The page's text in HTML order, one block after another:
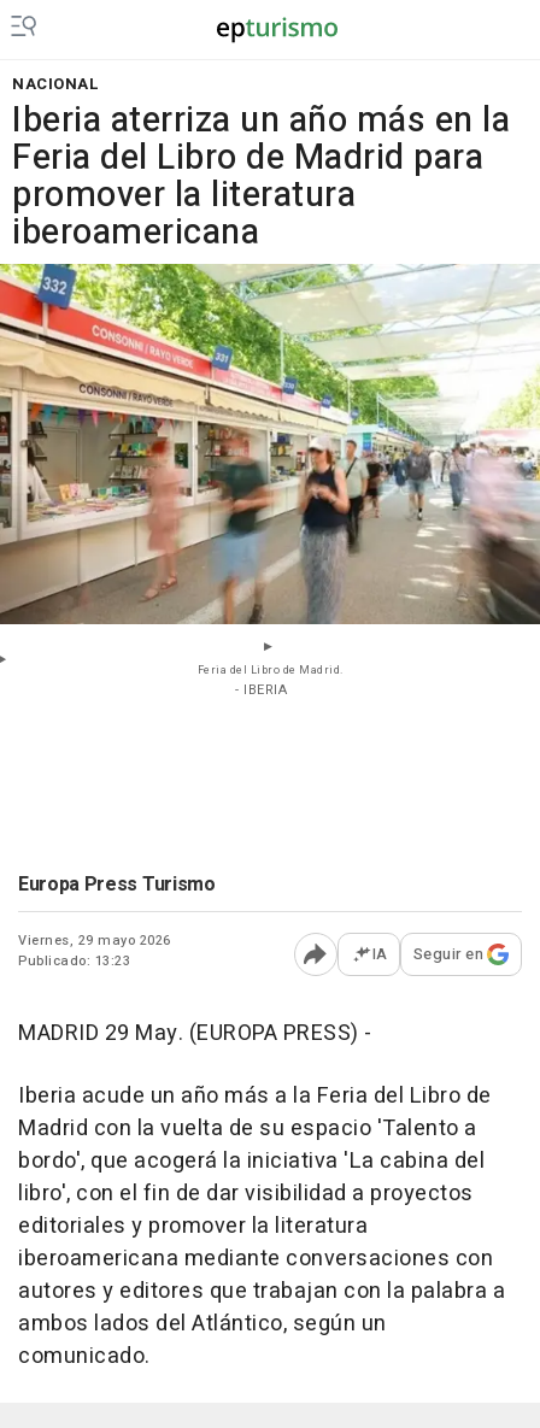
NACIONAL
Iberia aterriza un año más en la
Feria del Libro de Madrid para
promover la literatura
iberoamericana
Feria del Libro de Madrid.
- IBERIA
Europa Press Turismo
Viernes, 29 mayo 2026
Publicado: 13:23
Abrir opciones para
IA Seguir en
MADRID 29 May. (EUROPA PRESS) -
Iberia acude un año más a la Feria del Libro de
Madrid con la vuelta de su espacio 'Talento a
bordo', que acogerá la iniciativa 'La cabina del
libro', con el fin de dar visibilidad a proyectos
editoriales y promover la literatura
iberoamericana mediante conversaciones con
autores y editores que trabajan con la palabra a
ambos lados del Atlántico, según un
comunicado.